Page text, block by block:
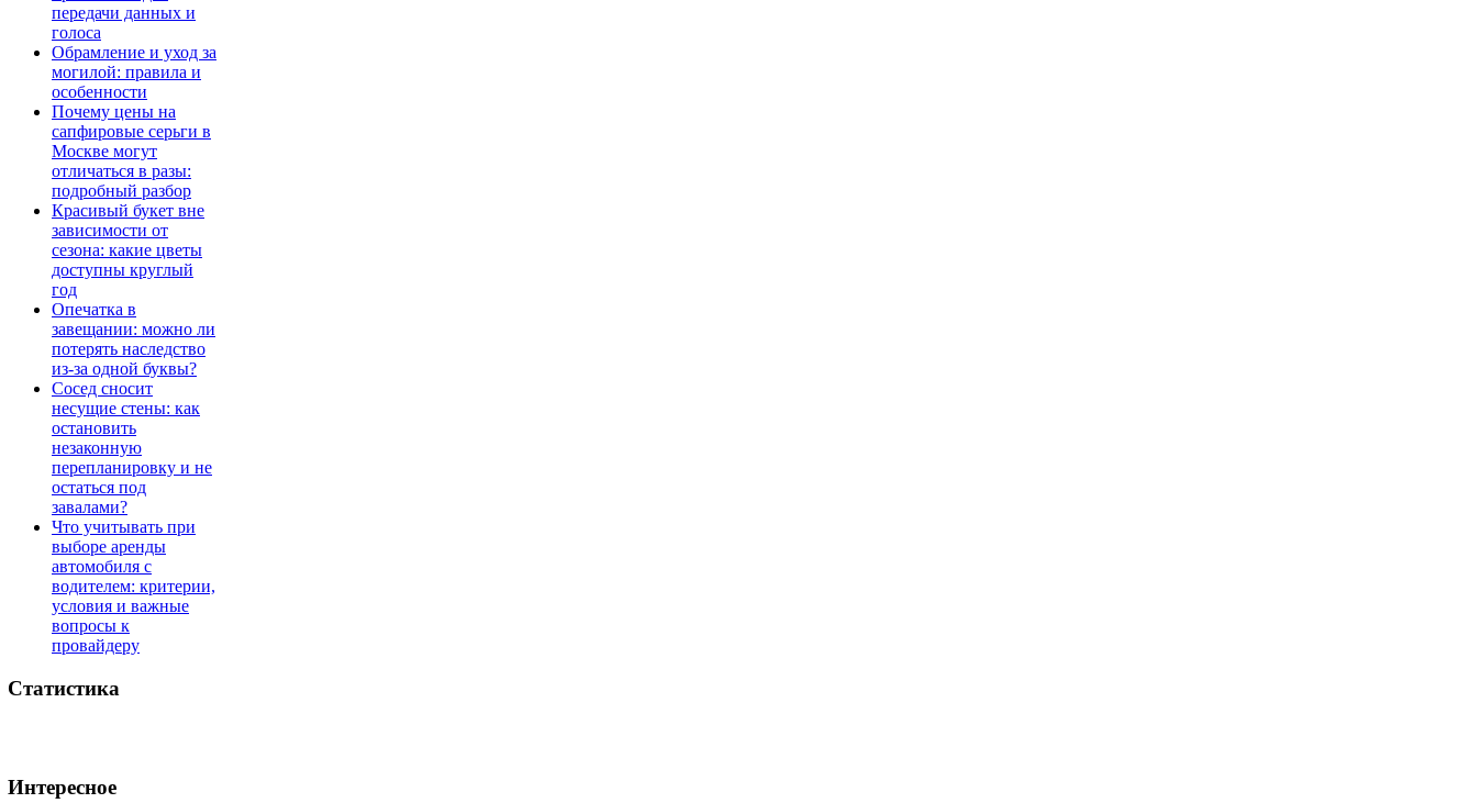
передачи данных и
голоса
Обрамление и уход за
могилой: правила и
особенности
Почему цены на
сапфировые серьги в
Москве могут
отличаться в разы:
подробный разбор
Красивый букет вне
зависимости от
сезона: какие цветы
доступны круглый
год
Опечатка в
завещании: можно ли
потерять наследство
из-за одной буквы?
Сосед сносит
несущие стены: как
остановить
незаконную
перепланировку и не
остаться под
завалами?
Что учитывать при
выборе аренды
автомобиля с
водителем: критерии,
условия и важные
вопросы к
провайдеру
Статистика
Интересное